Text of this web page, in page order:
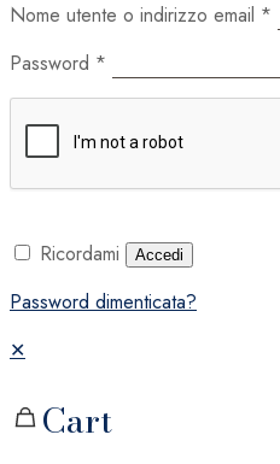
Nome utente o indirizzo email *
Password *
Ricordami Accedi
Password dimenticata?
✕
Cart